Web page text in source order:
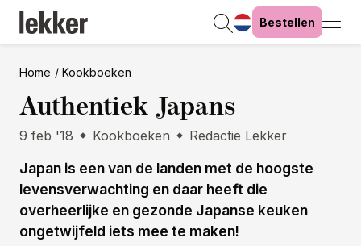
Bestellen
Home Kookboeken
Authentiek Japans
9 feb '18 Kookboeken Redactie Lekker
Japan is een van de landen met de hoogste
levensverwachting en daar heeft die
overheerlijke en gezonde Japanse keuken
ongetwijfeld iets mee te maken!